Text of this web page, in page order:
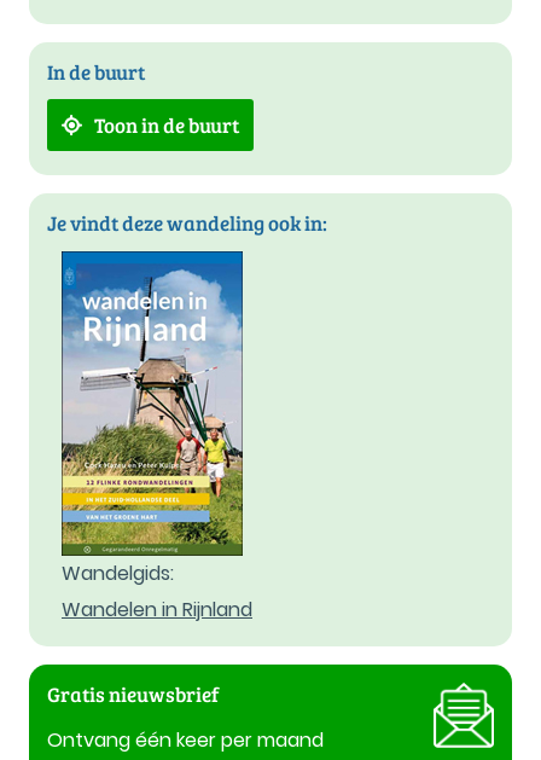
In de buurt
Toon in de buurt
Je vindt deze wandeling ook in:
Wandelgids:
Wandelen in Rijnland
Gratis nieuwsbrief
Ontvang één keer per maand